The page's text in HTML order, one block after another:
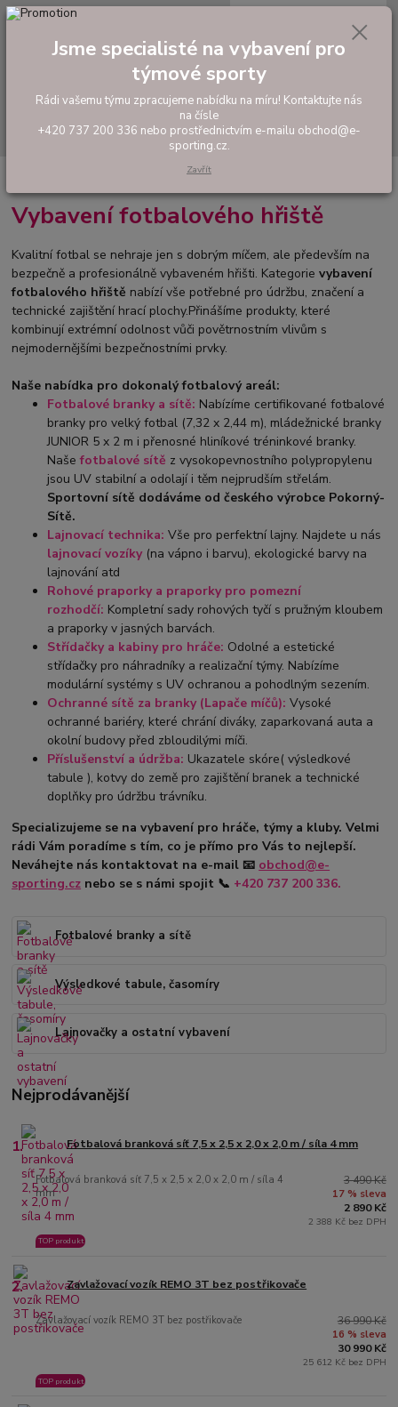
Hledat
tel: +420 737 200 336
0,00 Kč
Fotbal
Vybavení fotbalového hřiště
Kvalitní fotbal se nehraje jen s dobrým míčem, ale především na
bezpečně a profesionálně vybaveném hřišti. Kategorievybavení
fotbalového hřiště nabízí vše potřebné pro údržbu, značení a
technické zajištění hrací plochy.Přinášíme produkty, které
kombinují extrémní odolnost vůči povětrnostním vlivům s
nejmodernějšími bezpečnostními prvky.
Naše nabídka pro dokonalý fotbalový areál:
Fotbalové branky a sítě: Nabízíme certifikované fotbalové
branky pro velký fotbal (7,32 x 2,44 m), mládežnické branky
JUNIOR 5 x 2 m i přenosné hliníkové tréninkové branky.
Našefotbalové sítě z vysokopevnostního polypropylenu
jsou UV stabilní a odolají i těm nejprudším střelám.
Sportovní sítě dodáváme od českého výrobce Pokorný-
Sítě.
Lajnovací technika: Vše pro perfektní lajny. Najdete u nás
lajnovací vozíky (na vápno i barvu), ekologické barvy na
lajnování atd
Rohové praporky a praporky pro pomezní
rozhodčí: Kompletní sady rohových tyčí s pružným kloubem
a praporky v jasných barvách.
Střídačky a kabiny pro hráče: Odolné a estetické
střídačky pro náhradníky a realizační týmy. Nabízíme
modulární systémy s UV ochranou a pohodlným sezením.
Ochranné sítě za branky (Lapače míčů): Vysoké
ochranné bariéry, které chrání diváky, zaparkovaná auta a
okolní budovy před zbloudilými míči.
Příslušenství a údržba: Ukazatele skóre( výsledkové
tabule ), kotvy do země pro zajištění branek a technické
doplňky pro údržbu trávníku.
Specializujeme se na vybavení pro hráče, týmy a kluby. Velmi
rádi Vám poradíme s tím, co je přímo pro Vás to nejlepší.
Neváhejte nás kontaktovat na e-mail 📧 obchod@e-
sporting.cz nebo se s námi spojit 📞 +420 737 200 336.
Fotbalové branky a sítě
Výsledkové tabule, časomíry
Lajnovačky a ostatní vybavení
Nejprodávanější
1. Fotbalová branková síť 7,5 x 2,5 x 2,0 x 2,0 m / síla 4 mm
Fotbalová branková síť 7,5 x 2,5 x 2,0 x 2,0 m / síla 4
mm
TOP produkt
3 490 Kč
17 % sleva
2 890 Kč
2 388 Kč bez DPH
2. Zavlažovací vozík REMO 3T bez postřikovače
Zavlažovací vozík REMO 3T bez postřikovače
TOP produkt
36 990 Kč
16 % sleva
30 990 Kč
25 612 Kč bez DPH
Jsme specialisté na vybavení pro
týmové sporty
Rádi vašemu týmu zpracujeme nabídku na míru! Kontaktujte nás
na čísle
+420 737 200 336 nebo prostřednictvím e-mailu obchod@e-
sporting.cz.
Zavřít